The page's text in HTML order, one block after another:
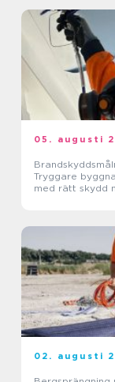
05. augusti
Tryggare
med rätt skydd
02. augusti